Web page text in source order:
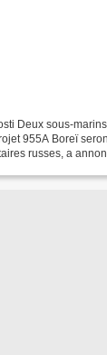
Deux sous-
955A Boreï
russes, a